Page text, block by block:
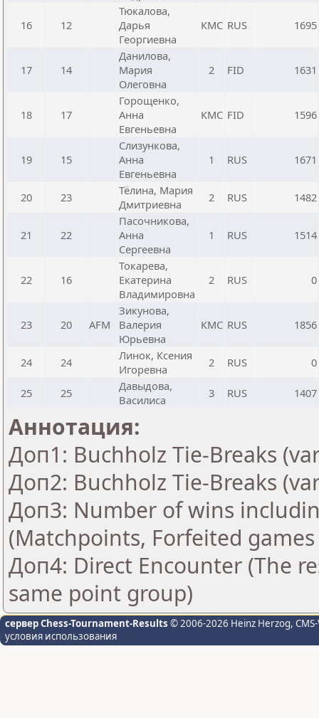
16 12
Тюкалова,
Дарья
Георгиевна
КМС RUS 1695
17 14
Данилова,
Мария
Олеговна
2 FID 1631
18 17
Горощенко,
Анна
Евгеньевна
КМС FID 1596
19 15
Слизункова,
Анна
Евгеньевна
1 RUS 1671
20 23
Тёлина, Мария
Дмитриевна
2 RUS 1482
21 22
Пасочникова,
Анна
Сергеевна
1 RUS 1514
22 16
Токарева,
Екатерина
Владимировна
2 RUS 0
23 20 AFM
Зикунова,
Валерия
Юрьевна
КМС RUS 1856
24 24
Линок, Ксения
Игоревна
2 RUS 0
25 25
Давыдова,
Василиса
3 RUS 1407
Аннотация:
Доп1: Buchholz Tie-Breaks
Доп2: Buchholz Tie-Breaks
Доп3: Number of wins
(Matchpoints, Forfeited
Доп4: Direct Encounter (The
same point group)
сервер Chess-Tournament-Results © 2006-2026 Heinz Herzog,
условия использования